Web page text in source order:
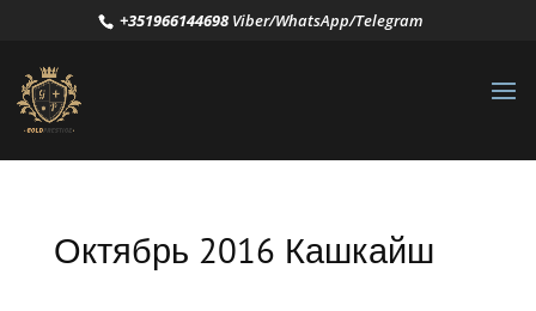
+351966144698Viber/WhatsApp/Telegram
Октябрь 2016 Кашкайш